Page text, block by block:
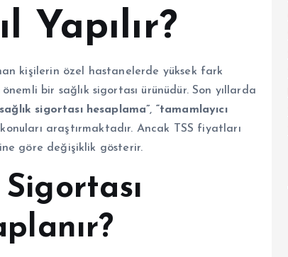
Yapılır?
kişilerin özel hastanelerde yüksek fark
bir sağlık sigortası ürünüdür. Son yıllarda
sağlık sigortası hesaplama”, “tamamlayıcı
araştırmaktadır. Ancak TSS fiyatları
göre değişiklik gösterir.
Sigortası